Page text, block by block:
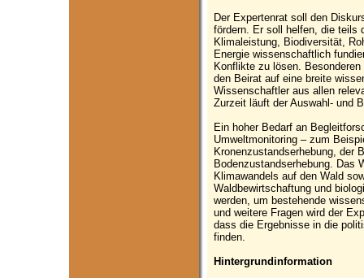
Der Expertenrat soll den
fördern. Er soll helfen, die teils
Klimaleistung, Biodiversität,
Energie wissenschaftlich
Konflikte zu lösen.
den Beirat auf eine breite
Wissenschaftler aus allen
Zurzeit läuft der Auswahl- und
Ein hoher Bedarf an
Umweltmonitoring – zum
Kronenzustandserhebung, der
Bodenzustandserhebung. Das
Klimawandels auf den Wald
Waldbewirtschaftung und
werden, um bestehende
und weitere Fragen wird der
dass die Ergebnisse in die
finden.
Hintergrundinformation